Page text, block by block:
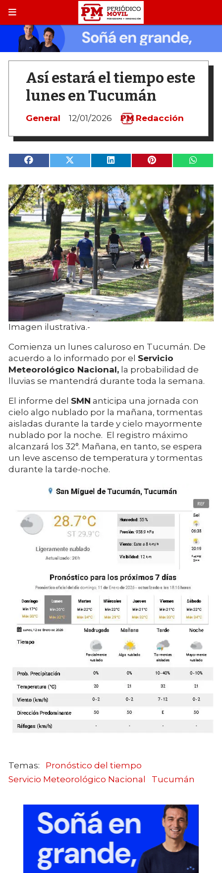
Así estará el tiempo este
lunes en Tucumán
General 12/01/2026 Redacción
Imagen ilustrativa.-
Comienza un lunes caluroso en Tucumán. De
acuerdo a lo informado por el Servicio
Meteorológico Nacional, la probabilidad de
lluvias se mantendrá durante toda la semana.
El informe del SMN anticipa una jornada con
cielo algo nublado por la mañana, tormentas
aisladas durante la tarde y cielo mayormente
nublado por la noche. El registro máximo
alcanzará los 32°. Mañana, en tanto, se espera
un leve ascenso de temperatura y tormentas
durante la tarde-noche.
Pronóstico del tiempo
Servicio Meteorológico Nacional
Tucumán